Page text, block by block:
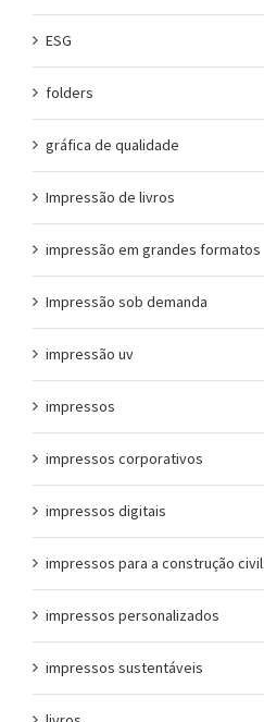
ESG
folders
gráfica de qualidade
Impressão de livros
impressão em grandes formatos
Impressão sob demanda
impressão uv
impressos
impressos corporativos
impressos digitais
impressos para a construção civil
impressos personalizados
impressos sustentáveis